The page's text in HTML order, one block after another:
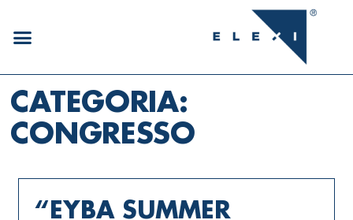
CATEGORIA:
CONGRESSO
“EYBA SUMMER